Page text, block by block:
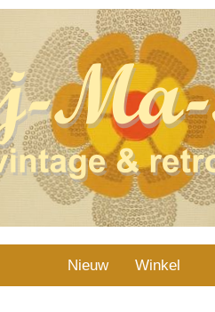
Nieuw Winkel